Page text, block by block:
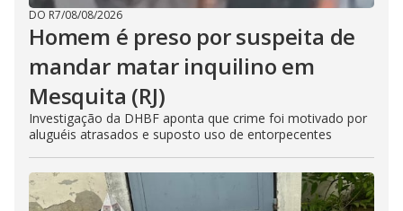
DO R7/08/08/2026
Homem é preso por suspeita de
mandar matar inquilino em
Mesquita (RJ)
Investigação da DHBF aponta que crime foi motivado por
aluguéis atrasados e suposto uso de entorpecentes